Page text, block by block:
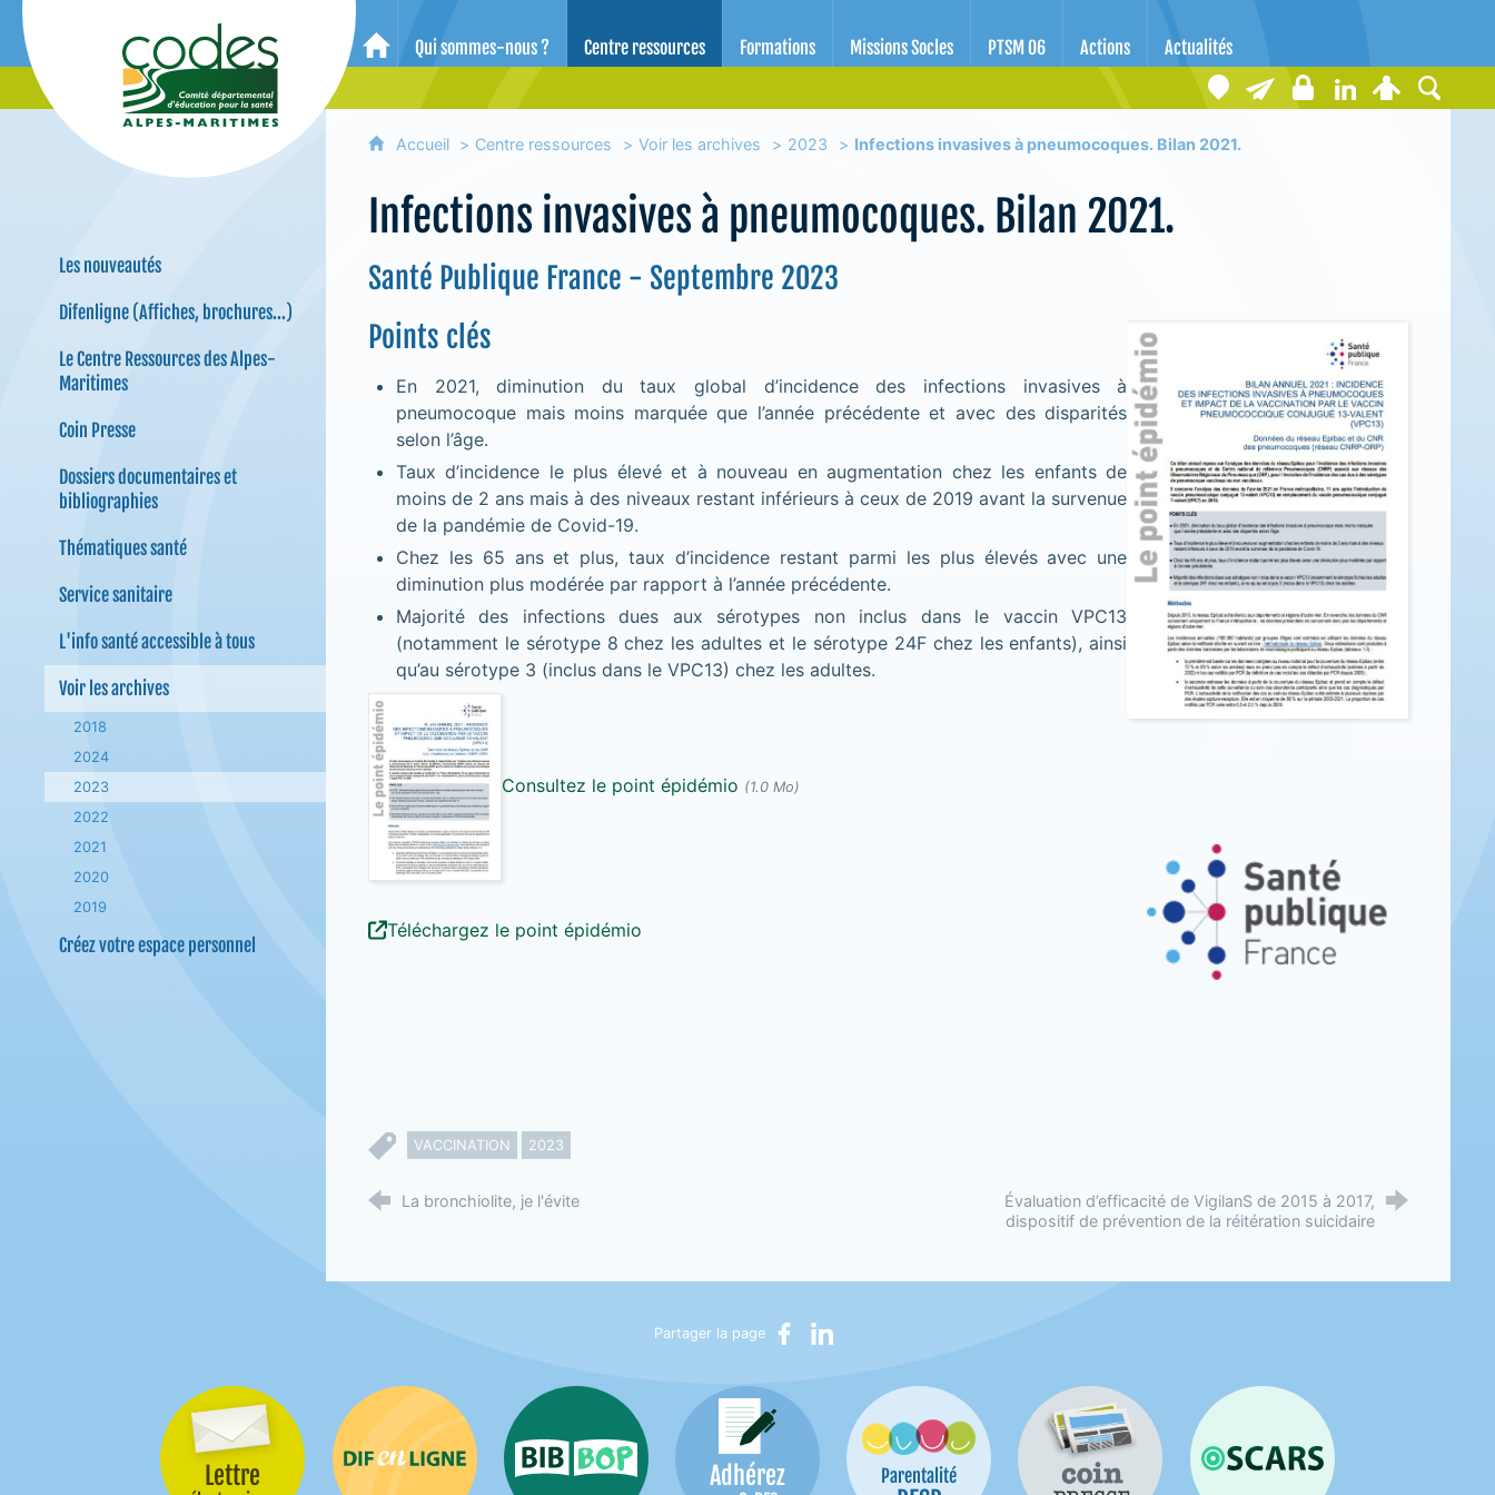
CoDES 06 - Comité départemental d'éducation pour la santé des Alpes-Maritimes
Accueil
Qui sommes-nous ? Centre ressources Formations Missions Socles PTSM 06 Actions Actualités
Les nouveautés
Difenligne (Affiches, brochures...)
Le Centre Ressources des Alpes-
Maritimes
Coin Presse
Dossiers documentaires et
bibliographies
Thématiques santé
Service sanitaire
L'info santé accessible à tous
Voir les archives
2018
2024
2023
2022
2021
2020
2019
Créez votre espace personnel
Accueil Centre ressources Voir les archives 2023 Infections invasives à pneumocoques. Bilan 2021.
Infections invasives à pneumocoques. Bilan 2021.
Santé Publique France - Septembre 2023
Points clés
En 2021, diminution du taux global d’incidence des infections invasives à
pneumocoque mais moins marquée que l’année précédente et avec des disparités
selon l’âge.
Taux d’incidence le plus élevé et à nouveau en augmentation chez les enfants de
moins de 2 ans mais à des niveaux restant inférieurs à ceux de 2019 avant la survenue
de la pandémie de Covid-19.
Chez les 65 ans et plus, taux d’incidence restant parmi les plus élevés avec une
diminution plus modérée par rapport à l’année précédente.
Majorité des infections dues aux sérotypes non inclus dans le vaccin VPC13
(notamment le sérotype 8 chez les adultes et le sérotype 24F chez les enfants), ainsi
qu’au sérotype 3 (inclus dans le VPC13) chez les adultes.
Consultez le point épidémio (1.0 Mo)
Téléchargez le point épidémio
VACCINATION 2023
La bronchiolite, je l'évite
Évaluation d’efficacité de VigilanS de 2015 à 2017,
dispositif de prévention de la réitération suicidaire
Partager la page Partager sur Facebook
Partager sur LinkedIn
Lettre Difenligne Bib-Bop Adhérez Parentalité Coin presse OSCARS